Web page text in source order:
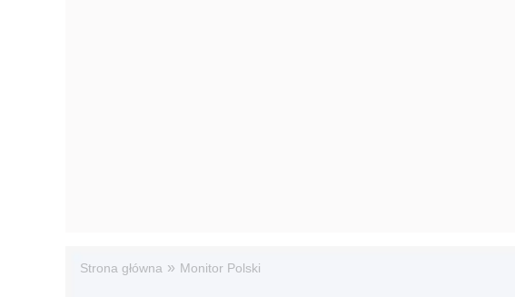
Strona główna » Monitor Polski